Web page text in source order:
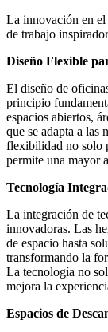
La innovación en el
de trabajo
Diseño Flexible
El diseño de
principio
espacios abiertos,
que se adapta a las
flexibilidad no solo
permite una mayor
Tecnología
La integración de
innovadoras. Las
de espacio hasta
transformando la
La tecnología no
mejora la
Espacios de